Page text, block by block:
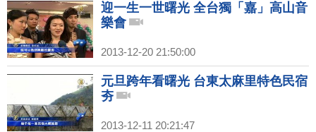
迎一生一世曙光 全台獨「嘉」高山音
樂會
2013-12-20 21:50:00
元旦跨年看曙光 台東太麻里特色民宿
夯
2013-12-11 20:21:47